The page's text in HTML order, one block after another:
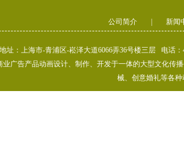
公司简介 新闻
地址：上海市-青浦区-崧泽大道6066弄36号楼三层 电话
广告产品动画设计、制作、开发于一体的大型文化传
械、创意婚礼等各